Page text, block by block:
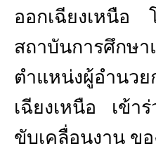
ออกเฉียงเหนื
สถาบันการศึก
ตำแหน่งผู้อำนวย
เฉียงเหนือ เข้า
ขับเคลื่อนงาน ข